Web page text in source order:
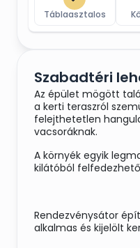
Táblaasztalos
Szabadtéri
Az épület mögött
a kerti teraszról
felejthetetlen
vacsoráknak.
A környék egyik
kilátóból
Rendezvénysátor
alkalmas és kijelölt